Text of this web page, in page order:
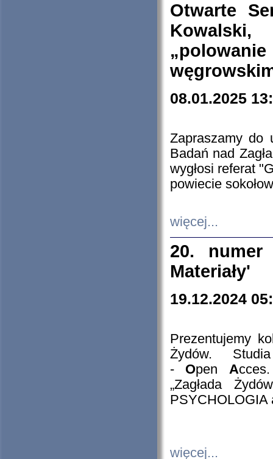
Otwarte
08.01.2025
Zapraszamy do
Badań nad
wygłosi referat
powiecie
więcej...
20. numer
Materiały'
19.12.2024
Prezentujemy
Żydów.
- Open A
„Zagłada
PSYCHOLOGIA
więcej...